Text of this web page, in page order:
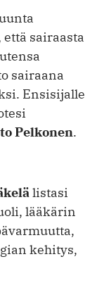
sairaasta
sairaana
Ensisijalle
Pelkonen.
listasi
lääkärin
kehitys,